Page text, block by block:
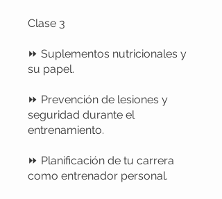
Clase 3
⏩ Suplementos nutricionales y
su papel.
⏩ Prevención de lesiones y
seguridad durante el
entrenamiento.
⏩ Planificación de tu carrera
como entrenador personal.